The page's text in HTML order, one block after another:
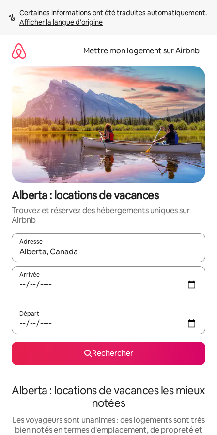
directement
Afficher la langue d'origine
Mettre mon logement sur Airbnb
Alberta : locations de vacances
Trouvez et réservez des hébergements uniques sur
Airbnb
Adresse
Lorsque les résultats s'affichent, utilisez les flèches vers le
Arrivée
Départ
Rechercher
Alberta : locations de vacances les mieux
notées
Les voyageurs sont unanimes : ces logements sont très
bien notés en termes d'emplacement, de propreté et